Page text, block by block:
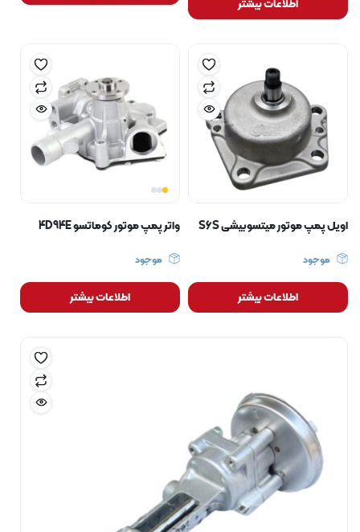
اطلاعات بیشتر
اویل پمپ موتور میتسوبیشی S6S
موجود
اطلاعات بیشتر
واتر پمپ موتور کوماتسو 4D94E
موجود
اطلاعات بیشتر